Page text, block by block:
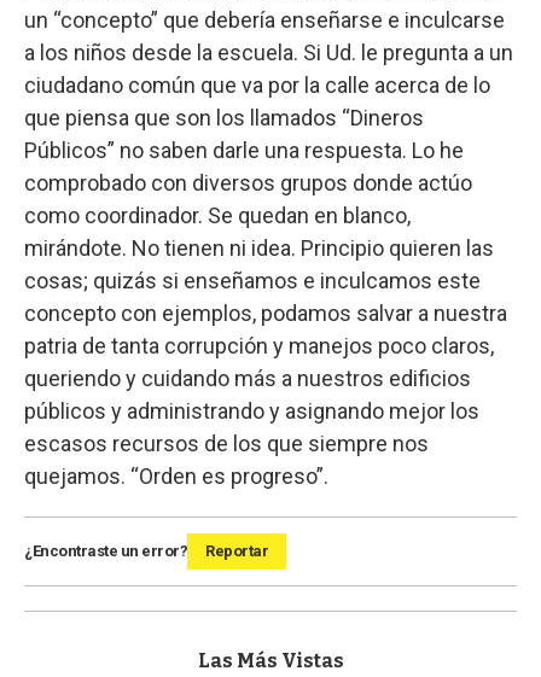
un “concepto” que debería enseñarse e inculcarse
a los niños desde la escuela. Si Ud. le pregunta a un
ciudadano común que va por la calle acerca de lo
que piensa que son los llamados “Dineros
Públicos” no saben darle una respuesta. Lo he
comprobado con diversos grupos donde actúo
como coordinador. Se quedan en blanco,
mirándote. No tienen ni idea. Principio quieren las
cosas; quizás si enseñamos e inculcamos este
concepto con ejemplos, podamos salvar a nuestra
patria de tanta corrupción y manejos poco claros,
queriendo y cuidando más a nuestros edificios
públicos y administrando y asignando mejor los
escasos recursos de los que siempre nos
quejamos. “Orden es progreso”.
¿Encontraste un error? Reportar
Las Más Vistas